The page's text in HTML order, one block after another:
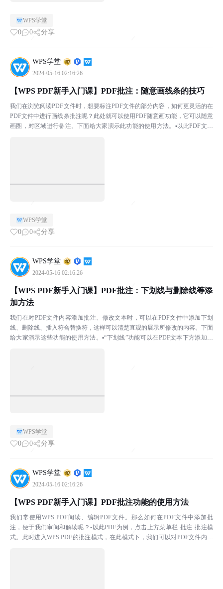
WPS学堂
0 0 分享
WPS学堂
2024-05-16 02:16:26
【WPS PDF新手入门课】PDF批注：随意画线条的技巧
我们在浏览阅读PDF文件时，想要标注PDF文件的部分内容，如何更灵活的在
PDF文件中进行画线条批注呢？此处就可以使用PDF随意画功能，它可以随意
画圈，对区域进行备注。下面给大家演示此功能的使用方法。▪以此PDF文件
WPS学堂
0 0 分享
WPS学堂
2024-05-16 02:16:26
【WPS PDF新手入门课】PDF批注：下划线与删除线等添
加方法
我们在对PDF文件内容添加批注、修改文本时，可以在PDF文件中添加下划
线、删除线、插入符合替换符，这样可以清楚直观的展示所修改的内容。下面
给大家演示这些功能的使用方法。▪“下划线”功能可以在PDF文本下方添加横
WPS学堂
0 0 分享
WPS学堂
2024-05-16 02:16:26
【WPS PDF新手入门课】PDF批注功能的使用方法
我们常使用WPS PDF阅读、编辑PDF文件。那么如何在PDF文件中添加批
注，便于我们审阅和解读呢？▪以此PDF为例，点击上方菜单栏-批注-批注模
式。此时进入WPS PDF的批注模式，在此模式下，我们可以对PDF文件内容